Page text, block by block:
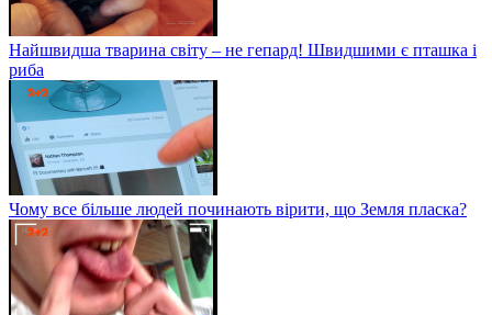
Найшвидша тварина світу – не гепард! Швидшими є пташка і
риба
Чому все більше людей починають вірити, що Земля пласка?